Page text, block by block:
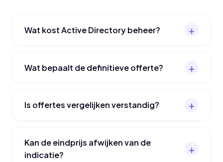
Wat kost Active Directory beheer?
Wat bepaalt de definitieve offerte?
Is offertes vergelijken verstandig?
Kan de eindprijs afwijken van de
indicatie?